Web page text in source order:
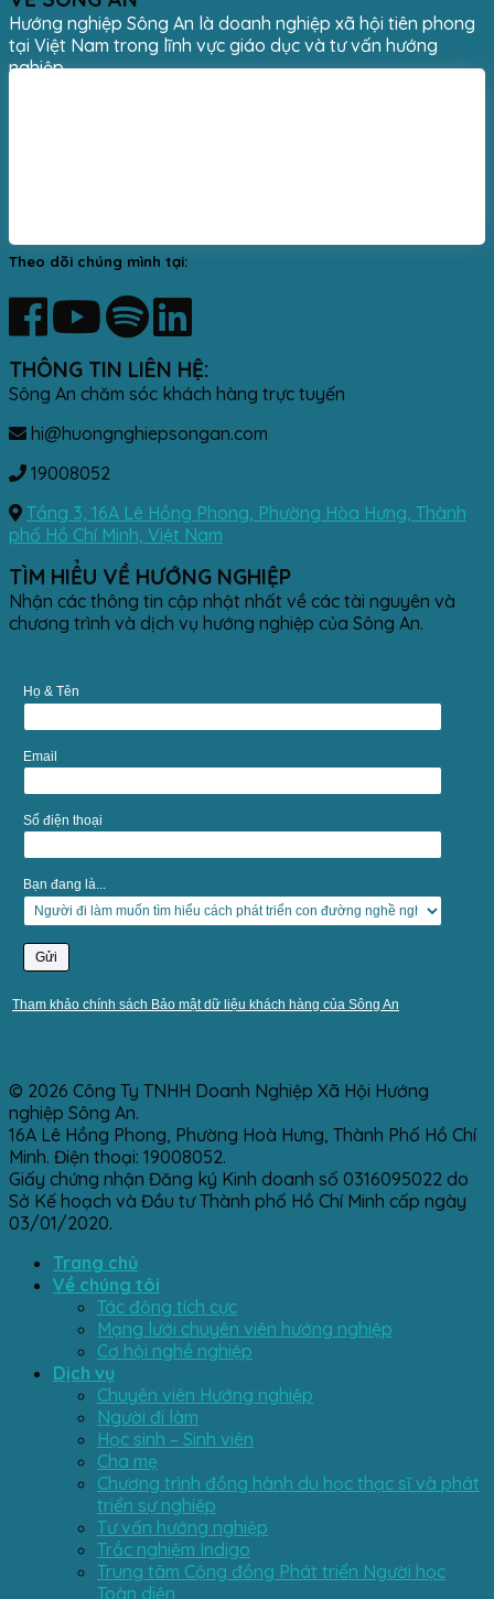
Hướng nghiệp Sông An là doanh nghiệp xã hội tiên phong
tại Việt Nam trong lĩnh vực giáo dục và tư vấn hướng
nghiệp.
Theo dõi chúng mình tại:
THÔNG TIN LIÊN HỆ:
Sông An chăm sóc khách hàng trực tuyến
hi@huongnghiepsongan.com
19008052
Tầng 3, 16A Lê Hồng Phong, Phường Hòa Hưng, Thành
phố Hồ Chí Minh, Việt Nam
TÌM HIỂU VỀ HƯỚNG NGHIỆP
Nhận các thông tin cập nhật nhất về các tài nguyên và
chương trình và dịch vụ hướng nghiệp của Sông An.
Họ & Tên
Email
Số điện thoại
Bạn đang là...
Tham khảo chính sách Bảo mật dữ liệu khách hàng của Sông An
© 2026 Công Ty TNHH Doanh Nghiệp Xã Hội Hướng
nghiệp Sông An.
16A Lê Hồng Phong, Phường Hoà Hưng, Thành Phố Hồ Chí
Minh. Điện thoại: 19008052.
Giấy chứng nhận Đăng ký Kinh doanh số 0316095022 do
Sở Kế hoạch và Đầu tư Thành phố Hồ Chí Minh cấp ngày
03/01/2020.
Trang chủ
Về chúng tôi
Tác động tích cực
Mạng lưới chuyên viên hướng nghiệp
Cơ hội nghề nghiệp
Dịch vụ
Chuyên viên Hướng nghiệp
Người đi làm
Học sinh – Sinh viên
Cha mẹ
Chương trình đồng hành du học thạc sĩ và phát
triển sự nghiệp
Tư vấn hướng nghiệp
Trắc nghiệm Indigo
Trung tâm Cộng đồng Phát triển Người học
Toàn diện